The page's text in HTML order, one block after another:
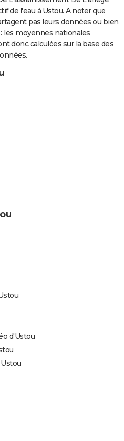
de l'eau à Ustou. A noter que
pas leurs données ou bien
les moyennes nationales
donc calculées sur la base des
d'Ustou